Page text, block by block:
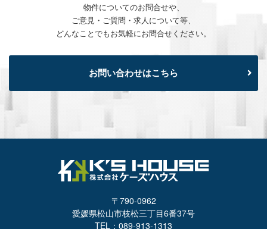
物件についてのお問合せや、
ご意見・ご質問・求人について等、
どんなことでもお気軽にお問合せください。
お問い合わせはこちら
〒790-0962
愛媛県松山市枝松三丁目6番37号
TEL：089-913-1313